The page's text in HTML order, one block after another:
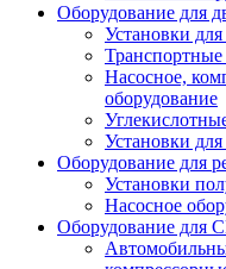
Оборудование для
Установки
Насосное,
оборудование
Установки
Оборудование для
Установки
Насосное
Оборудование для